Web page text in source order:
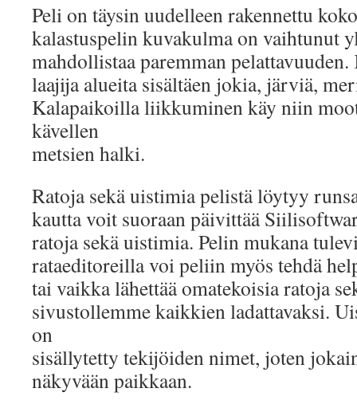
Peli on täysin uudelleen rakennettu
kalastuspelin kuvakulma on vaihtunut
mahdollistaa paremman
laajija alueita sisältäen jokia, järviä,
Kalapaikoilla liikkuminen käy niin
kävellen
metsien halki.
Ratoja sekä uistimia pelistä löytyy
kautta voit suoraan päivittää
ratoja sekä uistimia. Pelin mukana
rataeditoreilla voi peliin myös tehdä
tai vaikka lähettää omatekoisia ratoja
sivustollemme kaikkien ladattavaksi.
on
sisällytetty tekijöiden nimet, joten
näkyvään paikkaan.